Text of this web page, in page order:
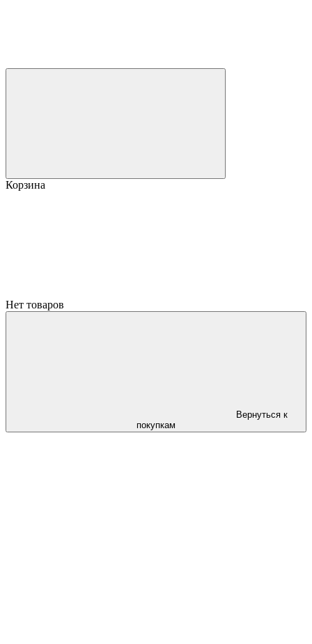
Корзина
Нет товаров
Вернуться к
покупкам